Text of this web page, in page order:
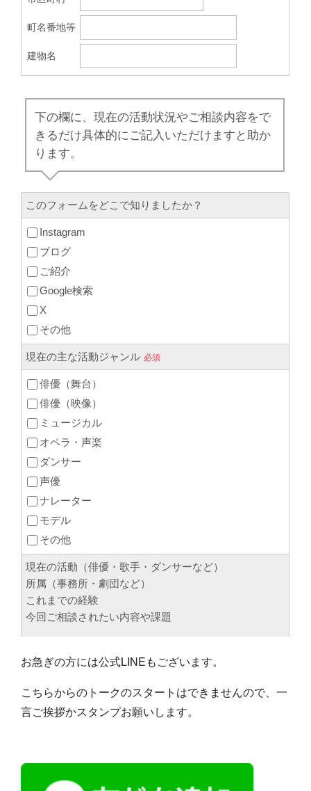
お急ぎの方には公式LINEもございます。
こちらからのトークのスタートはできませんので、一
言ご挨拶かスタンプお願いします。